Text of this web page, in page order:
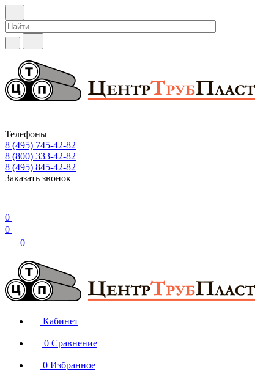
Телефоны
8 (495) 745-42-82
8 (800) 333-42-82
8 (495) 845-42-82
Заказать звонок
0
0
0
Кабинет
0 Сравнение
0 Избранное